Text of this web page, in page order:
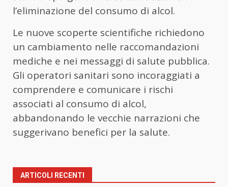
l’eliminazione del consumo di alcol.
Le nuove scoperte scientifiche richiedono
un cambiamento nelle raccomandazioni
mediche e nei messaggi di salute pubblica.
Gli operatori sanitari sono incoraggiati a
comprendere e comunicare i rischi
associati al consumo di alcol,
abbandonando le vecchie narrazioni che
suggerivano benefici per la salute.
ARTICOLI RECENTI